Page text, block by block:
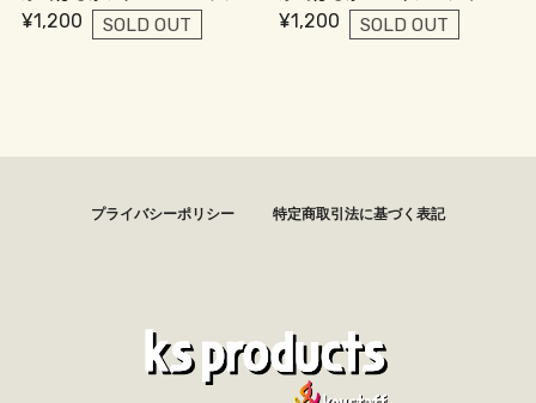
¥1,200 SOLD OUT ¥1,200 SOLD OUT
プライバシーポリシー 特定商取引法に基づく表記